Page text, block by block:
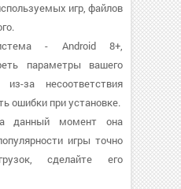
игр, файлов
- Android 8+,
параметры вашего
за несоответствия
ошибки при установке.
данный момент она
игры точно
сделайте его